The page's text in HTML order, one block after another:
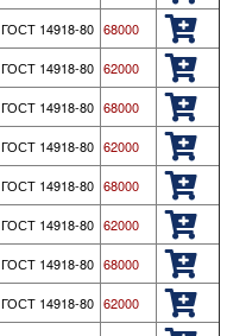
ГОСТ 14918-80 68000
ГОСТ 14918-80 62000
ГОСТ 14918-80 68000
ГОСТ 14918-80 62000
ГОСТ 14918-80 68000
ГОСТ 14918-80 62000
ГОСТ 14918-80 68000
ГОСТ 14918-80 62000